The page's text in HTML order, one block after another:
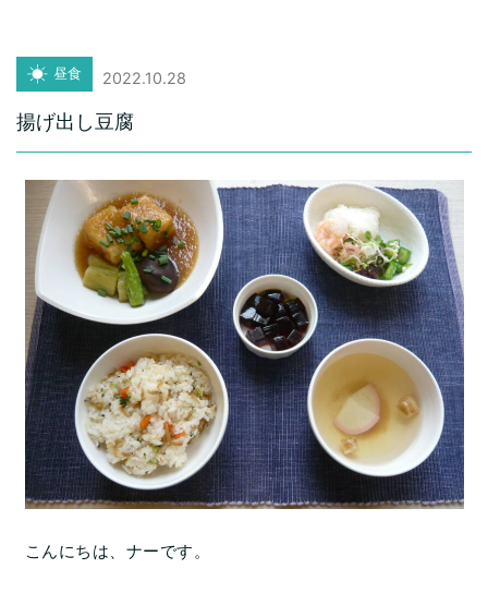
昼食 2022.10.28
揚げ出し豆腐
こんにちは、ナーです。